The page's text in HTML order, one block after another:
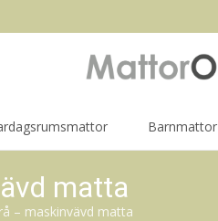
Barnmattor
matta
– maskinvävd matta